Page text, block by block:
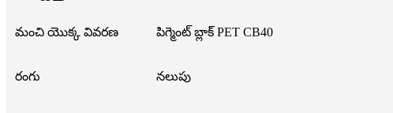
మంచి యొక్క వివరణ పిగ్మెంట్ బ్లాక్ PET CB40
రంగు నలుపు